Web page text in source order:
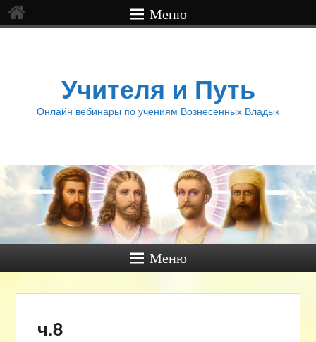
Меню
Учителя и Путь
Онлайн вебинары по учениям Вознесенных Владык
Меню
ч.8